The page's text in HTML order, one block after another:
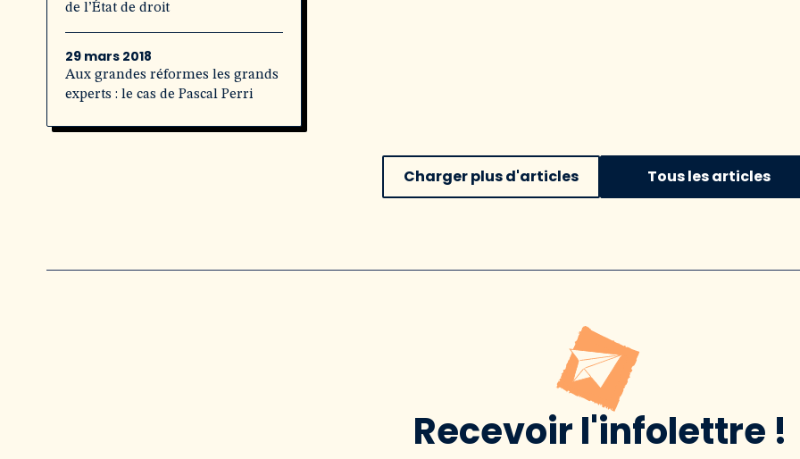
de l’État de droit
29 mars 2018
Aux grandes réformes les grands
experts : le cas de Pascal Perri
Charger plus d'articles Tous les articles
Recevoir l'infolettre !